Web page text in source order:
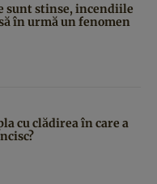
sunt stinse, incendiile
în urmă un fenomen
cu clădirea în care a